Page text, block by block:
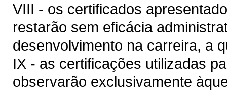
VIII - os certificados
restarão sem eficácia
desenvolvimento na carreira, a
IX - as certificações utilizadas
observarão exclusivamente